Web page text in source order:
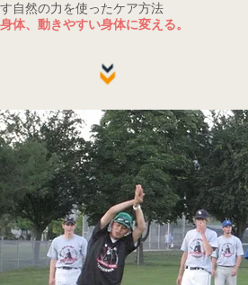
自然の力を使ったケア方法
体、動きやすい身体に変える。